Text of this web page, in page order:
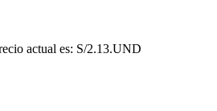
actual es: S/2.13.UND